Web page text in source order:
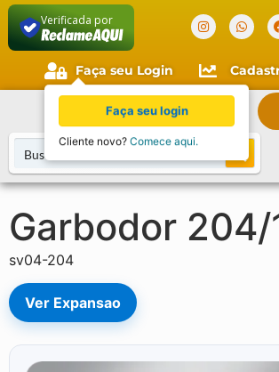
Verificada por
Faça seu Login
Garbodor 204/
sv04-204
Ver Expansao
Faça seu login
Cliente novo? Comece aqui.